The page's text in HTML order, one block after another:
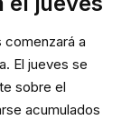
comenzará a
El jueves se
sobre el
acumulados